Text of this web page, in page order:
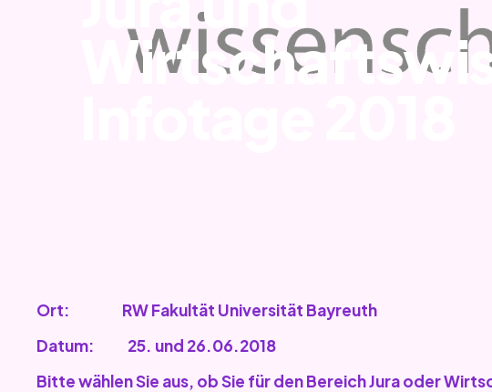
Ort: RW Fakultät Universität Bayreuth
Datum: 25. und 26.06.2018
Bitte wählen Sie aus, ob Sie für den Bereich Jura oder